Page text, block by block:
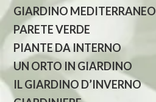
GIARDINO MEDITERRANEO
PARETE VERDE
PIANTE DA INTERNO
UN ORTO IN GIARDINO
IL GIARDINO D’INVERNO